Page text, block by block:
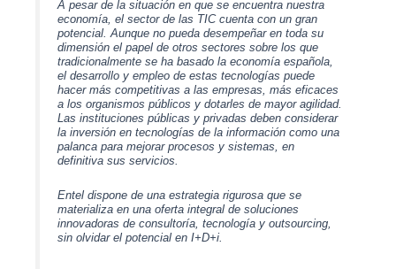
A pesar de la situación en que se encuentra nuestra
economía, el sector de las TIC cuenta con un gran
potencial.Aunque no pueda desempeñar en toda su
dimensión el papel de otros sectores sobre los que
tradicionalmente se ha basado la economía española,
el desarrollo y empleo de estas tecnologías puede
hacer más competitivas a las empresas, más eficaces
a los organismos públicos y dotarles de mayor agilidad.
Las instituciones públicas y privadas deben considerar
la inversión en tecnologías de la información como una
palanca para mejorar procesos y sistemas, en
definitiva sus servicios.
Entel dispone de una estrategia rigurosa que se
materializa en una oferta integral de soluciones
innovadoras de consultoría, tecnología y outsourcing,
sin olvidar el potencial en I+D+i.